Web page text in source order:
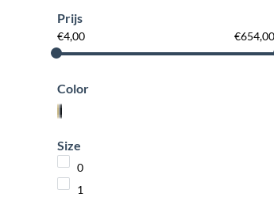
Prijs
€4,00 €654,00
Color
Size
0
1